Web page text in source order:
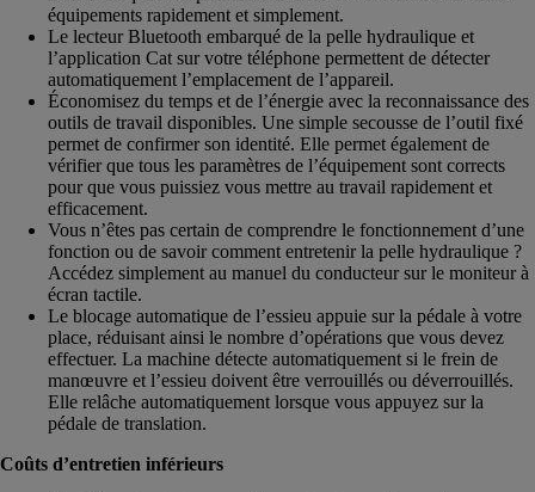
équipements rapidement et simplement.
Le lecteur Bluetooth embarqué de la pelle hydraulique et
l’application Cat sur votre téléphone permettent de détecter
automatiquement l’emplacement de l’appareil.
Économisez du temps et de l’énergie avec la reconnaissance des
outils de travail disponibles. Une simple secousse de l’outil fixé
permet de confirmer son identité. Elle permet également de
vérifier que tous les paramètres de l’équipement sont corrects
pour que vous puissiez vous mettre au travail rapidement et
efficacement.
Vous n’êtes pas certain de comprendre le fonctionnement d’une
fonction ou de savoir comment entretenir la pelle hydraulique ?
Accédez simplement au manuel du conducteur sur le moniteur à
écran tactile.
Le blocage automatique de l’essieu appuie sur la pédale à votre
place, réduisant ainsi le nombre d’opérations que vous devez
effectuer. La machine détecte automatiquement si le frein de
manœuvre et l’essieu doivent être verrouillés ou déverrouillés.
Elle relâche automatiquement lorsque vous appuyez sur la
pédale de translation.
Coûts d’entretien inférieurs